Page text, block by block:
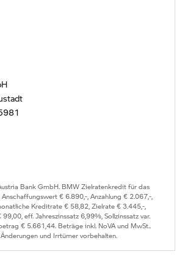
Bank GmbH. BMW Zielratenkredit für das
€ 6.890,-, Anzahlung € 2.067,-,
Kreditrate € 58,82, Zielrate € 3.445,-,
eff. Jahreszinssatz 6,99%, Sollzinssatz var.
€ 5.661,44. Beträge inkl. NoVA und MwSt..
und Irrtümer vorbehalten.